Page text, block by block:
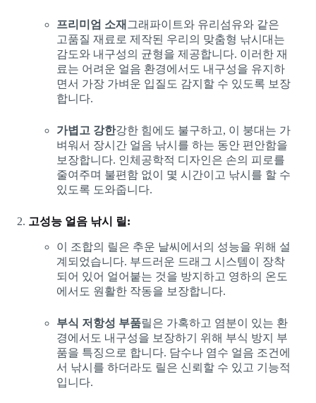
프리미엄 소재 그래파이트와 유리섬유와 같은
고품질 재료로 제작된 우리의 맞춤형 낚시대는
감도와 내구성의 균형을 제공합니다. 이러한 재
료는 어려운 얼음 환경에서도 내구성을 유지하
면서 가장 가벼운 입질도 감지할 수 있도록 보장
합니다.
가볍고 강한강한 힘에도 불구하고, 이 붕대는 가
벼워서 장시간 얼음 낚시를 하는 동안 편안함을
보장합니다. 인체공학적 디자인은 손의 피로를
줄여주며 불편함 없이 몇 시간이고 낚시를 할 수
있도록 도와줍니다.
고성능 얼음 낚시 릴:
이 조합의 릴은 추운 날씨에서의 성능을 위해 설
계되었습니다. 부드러운 드래그 시스템이 장착
되어 있어 얼어붙는 것을 방지하고 영하의 온도
에서도 원활한 작동을 보장합니다.
부식 저항성 부품릴은 가혹하고 염분이 있는 환
경에서도 내구성을 보장하기 위해 부식 방지 부
품을 특징으로 합니다. 담수나 염수 얼음 조건에
서 낚시를 하더라도 릴은 신뢰할 수 있고 기능적
입니다.